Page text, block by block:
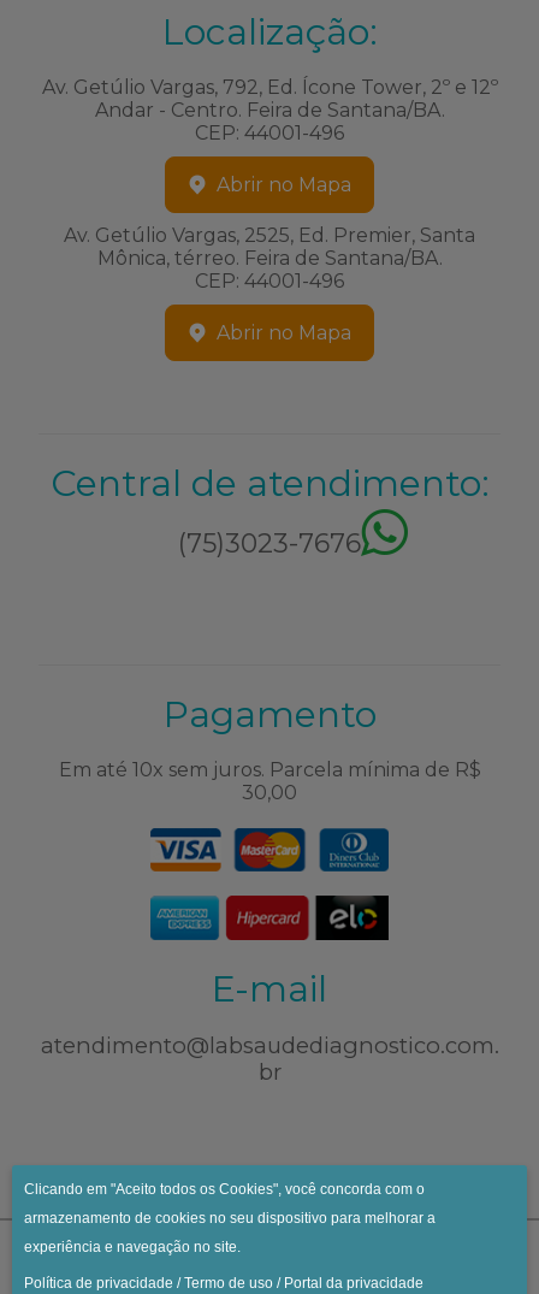
Localização:
Av. Getúlio Vargas, 792, Ed. Ícone Tower, 2º e 12º
Andar - Centro. Feira de Santana/BA.
CEP: 44001-496
Abrir no Mapa
Av. Getúlio Vargas, 2525, Ed. Premier, Santa
Mônica, térreo. Feira de Santana/BA.
CEP: 44001-496
Abrir no Mapa
Central de atendimento:
(75)3023-7676
Pagamento
Em até 10x sem juros. Parcela mínima de R$
30,00
E-mail
atendimento@labsaudediagnostico.com.
br
Clicando em "Aceito todos os Cookies", você concorda com o
armazenamento de cookies no seu dispositivo para melhorar a
experiência e navegação no site.
Política de privacidade /Termo de uso / Portal da privacidade